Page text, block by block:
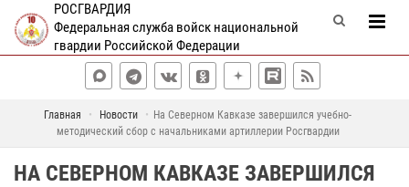
РОСГВАРДИЯ
Федеральная служба войск национальной
гвардии Российской Федерации
Главная Новости
На Северном Кавказе завершился учебно-
методический сбор с начальниками артиллерии Росгвардии
НА СЕВЕРНОМ КАВКАЗЕ ЗАВЕРШИЛСЯ